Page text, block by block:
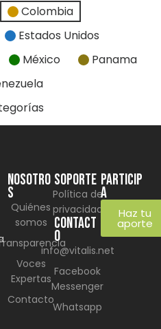
Colombia
Estados Unidos
México
Panama
NOSOTRO
S
Quiénes
somos
Voces
Expertas
Contacto
SOPORTE
Política de
privacidad
CONTACT
O
info@vitalis.net
Facebook
Messenger
Whatsapp
Particip
a
Haz tu
aporte